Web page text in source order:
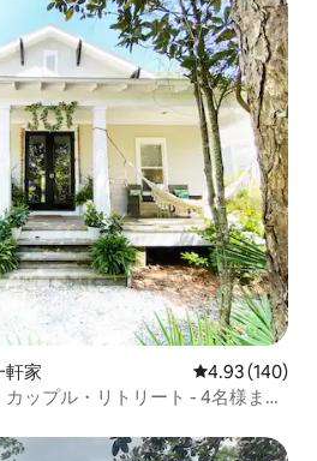
です。
軒家 レビュー140
4.93 (140)
ップル・リトリート - 4名様まで